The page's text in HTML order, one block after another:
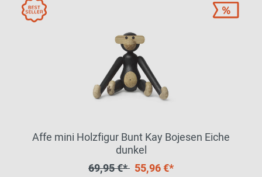
Affe mini Holzfigur Bunt Kay Bojesen Eiche
dunkel
69,95 €* 55,96 €*